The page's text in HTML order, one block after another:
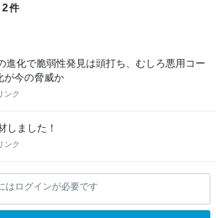
2件
進化で脆弱性発見は頭打ち、むしろ悪用コー
が今の脅威か
ンク
しました！
ンク
はログインが必要です